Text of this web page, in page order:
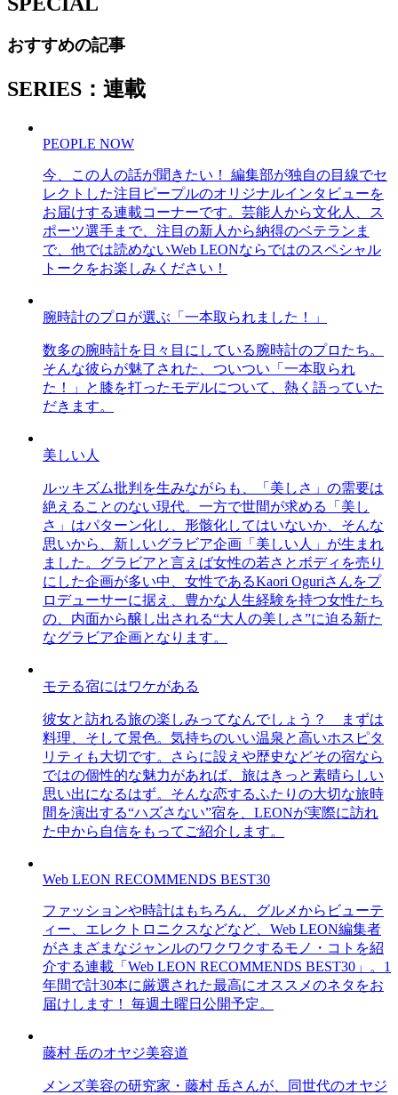
おすすめの記事
SERIES：連載
PEOPLE NOW
今、この人の話が聞きたい！ 編集部が独自の目線でセ
レクトした注目ピープルのオリジナルインタビューを
お届けする連載コーナーです。芸能人から文化人、ス
ポーツ選手まで、注目の新人から納得のベテランま
で、他では読めないWeb LEONならではのスペシャル
トークをお楽しみください！
腕時計のプロが選ぶ「一本取られました！」
数多の腕時計を日々目にしている腕時計のプロたち。
そんな彼らが魅了された、ついつい「一本取られ
た！」と膝を打ったモデルについて、熱く語っていた
だきます。
美しい人
ルッキズム批判を生みながらも、「美しさ」の需要は
絶えることのない現代。一方で世間が求める「美し
さ」はパターン化し、形骸化してはいないか、そんな
思いから、新しいグラビア企画「美しい人」が生まれ
ました。グラビアと言えば女性の若さとボディを売り
にした企画が多い中、女性であるKaori Oguriさんをプ
ロデューサーに据え、豊かな人生経験を持つ女性たち
の、内面から醸し出される“大人の美しさ”に迫る新た
なグラビア企画となります。
モテる宿にはワケがある
彼女と訪れる旅の楽しみってなんでしょう？ まずは
料理、そして景色。気持ちのいい温泉と高いホスピタ
リティも大切です。さらに設えや歴史などその宿なら
ではの個性的な魅力があれば、旅はきっと素晴らしい
思い出になるはず。そんな恋するふたりの大切な旅時
間を演出する“ハズさない”宿を、LEONが実際に訪れ
た中から自信をもってご紹介します。
Web LEON RECOMMENDS BEST30
ファッションや時計はもちろん、グルメからビューテ
ィー、エレクトロニクスなどなど、Web LEON編集者
がさまざまなジャンルのワクワクするモノ・コトを紹
介する連載「Web LEON RECOMMENDS BEST30」。1
年間で計30本に厳選された最高にオススメのネタをお
届けします！ 毎週土曜日公開予定。
藤村 岳のオヤジ美容道
メンズ美容の研究家・藤村 岳さんが、同世代のオヤジ